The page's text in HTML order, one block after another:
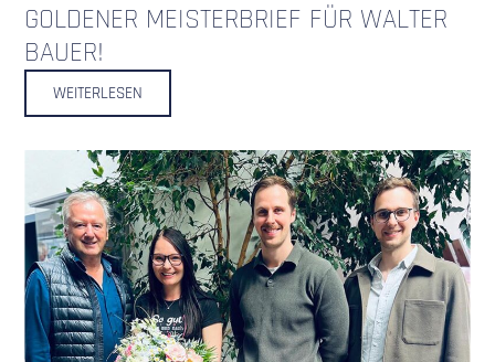
GOLDENER MEISTERBRIEF FÜR WALTER
BAUER!
WEITERLESEN